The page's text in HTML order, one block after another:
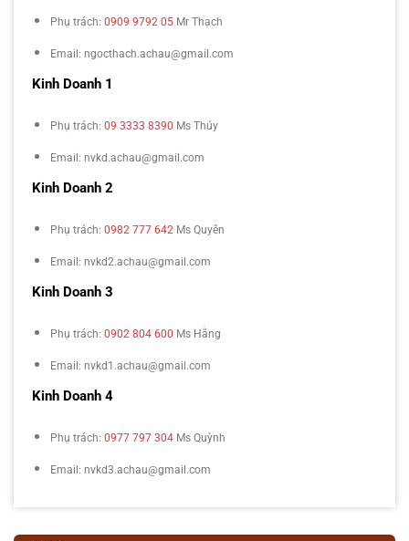
Phụ trách: 0909 9792 05 Mr Thạch
Email: ngocthach.achau@gmail.com
Kinh Doanh 1
Phụ trách: 09 3333 8390 Ms Thúy
Email: nvkd.achau@gmail.com
Kinh Doanh 2
Phụ trách: 0982 777 642 Ms Quyên
Email: nvkd2.achau@gmail.com
Kinh Doanh 3
Phụ trách: 0902 804 600 Ms Hằng
Email: nvkd1.achau@gmail.com
Kinh Doanh 4
Phụ trách: 0977 797 304 Ms Quỳnh
Email: nvkd3.achau@gmail.com